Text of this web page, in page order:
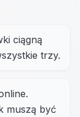
ciągną
trzy.
muszą być